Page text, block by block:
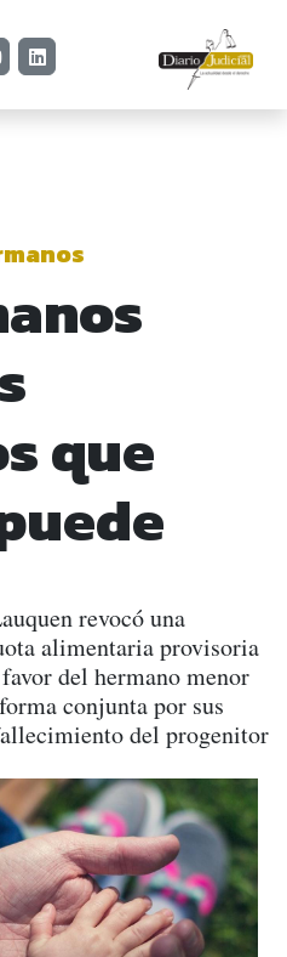
que
revocó una
alimentaria provisoria
del hermano menor
conjunta por sus
del progenitor